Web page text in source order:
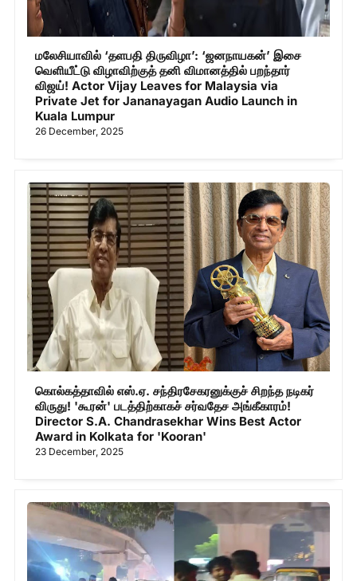
மலேசியாவில் ‘தளபதி திருவிழா’: ‘ஜனநாயகன்’ இசை
வெளியீட்டு விழாவிற்குத் தனி விமானத்தில் பறந்தார்
விஜய்! Actor Vijay Leaves for Malaysia via
Private Jet for Jananayagan Audio Launch in
Kuala Lumpur
26 December, 2025
கொல்கத்தாவில் எஸ்.ஏ. சந்திரசேகரனுக்குச் சிறந்த நடிகர்
விருது! 'கூரன்' படத்திற்காகச் சர்வதேச அங்கீகாரம்!
Director S.A. Chandrasekhar Wins Best Actor
Award in Kolkata for 'Kooran'
23 December, 2025